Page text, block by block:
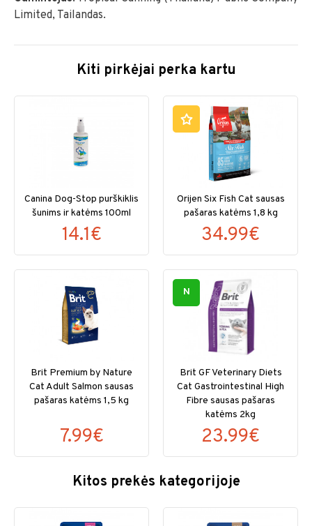
Limited, Tailandas.
Kiti pirkėjai perka kartu
Canina Dog-Stop purškiklis
šunims ir katėms 100ml
14.1€
Orijen Six Fish Cat sausas
pašaras katėms 1,8 kg
34.99€
Brit Premium by Nature
Cat Adult Salmon sausas
pašaras katėms 1,5 kg
7.99€
N
Brit GF Veterinary Diets
Cat Gastrointestinal High
Fibre sausas pašaras
katėms 2kg
23.99€
Kitos prekės kategorijoje